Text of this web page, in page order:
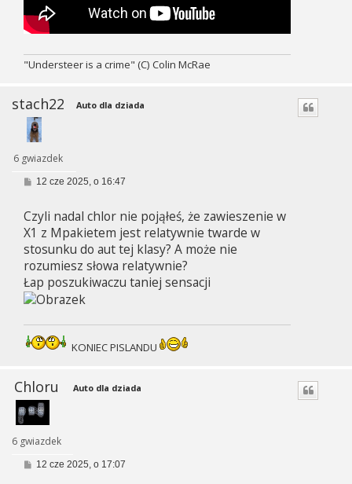
"Understeer is a crime" (C) Colin McRae
stach22
6 gwiazdek
Auto dla dziada
P
t
12 cze 2025, o 16:47
Czyli nadal chlor nie pojąłeś, że zawieszenie w
X1 z Mpakietem jest relatywnie twarde w
stosunku do aut tej klasy? A może nie
rozumiesz słowa relatywnie?
Łap poszukiwaczu taniej sensacji
KONIEC PISLANDU
Chloru
6 gwiazdek
Auto dla dziada
P12 cze 2025, o 17:07